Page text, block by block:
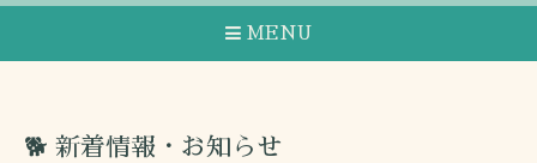
MENU
🐕 新着情報・お知らせ